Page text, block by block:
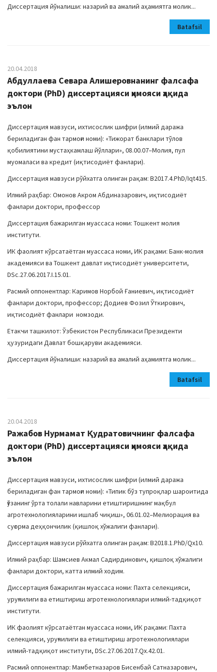
Диссертация йўналиши: назарий ва амалий аҳамиятга молик...
Batafsil
20.04.2018
Абдуллаева Севара Алишеровнанинг фалсафа
доктори (PhD) диссертацияси ҳимояси ҳақида
эълон
Диссертация мавзуси, ихтисослик шифри (илмий даража
бериладиган фан тармоғи номи): «Тижорат банклари тўлов
қобилиятини мустаҳкамлаш йўллари», 08.00.07–Молия, пул
муомаласи ва кредит (иқтисодиёт фанлари).
Диссертация мавзуси рўйхатга олинган рақам: В2017.4.PhD/Iqt415.
Илмий раҳбар: Омонов Акром Абдиназарович, иқтисодиёт
фанлари доктори, профессор
Диссертация бажарилган муассаса номи: Тошкент молия
институти.
ИК фаолият кўрсатаётган муассаса номи, ИК рақами: Банк-молия
академияси ва Тошкент давлат иқтисодиёт университети,
DSc.27.06.2017.I.15.01.
Расмий оппонентлар: Каримов Норбой Ғаниевич, иқтисодиёт
фанлари доктори, профессор; Додиев Фозил Ўткирович,
иқтисодиёт фанлари номзоди.
Етакчи ташкилот: Ўзбекистон Республикаси Президенти
ҳузуридаги Давлат бошқаруви академияси.
Диссертация йўналиши: назарий ва амалий аҳамиятга молик...
Batafsil
20.04.2018
Ражабов Нурмамат Қудратовичнинг фалсафа
доктори (PhD) диссертацияси ҳимояси ҳақида
эълон
Диссертация мавзуси, ихтисослик шифри (илмий даража
бериладиган фан тармоғи номи): «Типик бўз тупроқлар шароитида
ғўзанинг ўрта толали навларини етиштиришнинг мақбул
агротехнологияларини ишлаб чиқиш», 06.01.02–Мелиорация ва
суғорма деҳқончилик (қишлоқ хўжалиги фанлари).
Диссертация мавзуси рўйхатга олинган рақам: В2018.1.PhD/Qx10.
Илмий раҳбар: Шамсиев Акмал Садирдинович, қишлоқ хўжалиги
фанлари доктори, катта илмий ходим.
Диссертация бажарилган муассаса номи: Пахта селекцияси,
уруғчилиги ва етиштириш агротехнологиялари илмий-тадқиқот
институти.
ИК фаолият кўрсатаётган муассаса номи, ИК рақами: Пахта
селекцияси, уруғчилиги ва етиштириш агротехнологиялари
илмий-тадқиқот институти, DSc.27.06.2017.Qx.42.01.
Расмий оппонентлар: Мамбетназаров Бисенбай Сатназарович,